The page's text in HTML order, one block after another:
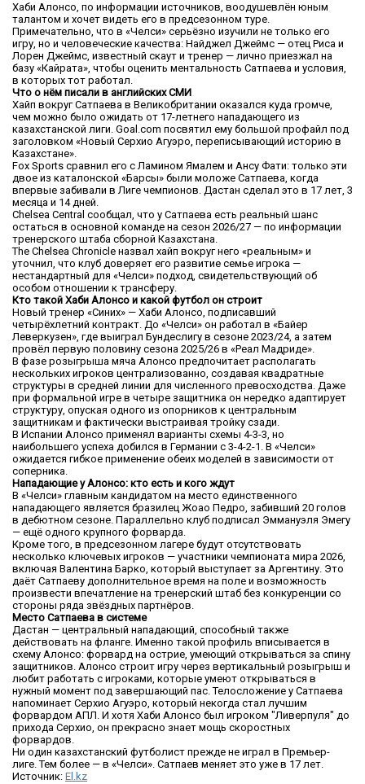
Хаби Алонсо, по информации источников, воодушевлён юным
талантом и хочет видеть его в предсезонном туре.
Примечательно, что в «Челси» серьёзно изучили не только его
игру, но и человеческие качества: Найджел Джеймс — отец Риса и
Лорен Джеймс, известный скаут и тренер — лично приезжал на
базу «Кайрата», чтобы оценить ментальность Сатпаева и условия,
в которых тот работал.
Что о нём писали в английских СМИ
Хайп вокруг Сатпаева в Великобритании оказался куда громче,
чем можно было ожидать от 17-летнего нападающего из
казахстанской лиги. Goal.com посвятил ему большой профайл под
заголовком «Новый Серхио Агуэро, переписывающий историю в
Казахстане».
Fox Sports сравнил его с Ламином Ямалем и Ансу Фати: только эти
двое из каталонской «Барсы» были моложе Сатпаева, когда
впервые забивали в Лиге чемпионов. Дастан сделал это в 17 лет, 3
месяца и 14 дней.
Chelsea Central сообщал, что у Сатпаева есть реальный шанс
остаться в основной команде на сезон 2026/27 — по информации
тренерского штаба сборной Казахстана.
The Chelsea Chronicle назвал хайп вокруг него «реальным» и
уточнил, что клуб доверяет его развитие семье игрока —
нестандартный для «Челси» подход, свидетельствующий об
особом отношении к трансферу.
Кто такой Хаби Алонсо и какой футбол он строит
Новый тренер «Синих» — Хаби Алонсо, подписавший
четырёхлетний контракт. До «Челси» он работал в «Байер
Леверкузен», где выиграл Бундеслигу в сезоне 2023/24, а затем
провёл первую половину сезона 2025/26 в «Реал Мадриде».
В фазе розыгрыша мяча Алонсо предпочитает располагать
нескольких игроков централизованно, создавая квадратные
структуры в средней линии для численного превосходства. Даже
при формальной игре в четыре защитника он нередко адаптирует
структуру, опуская одного из опорников к центральным
защитникам и фактически выстраивая тройку сзади.
В Испании Алонсо применял варианты схемы 4-3-3, но
наибольшего успеха добился в Германии с 3-4-2-1. В «Челси»
ожидается гибкое применение обеих моделей в зависимости от
соперника.
Нападающие у Алонсо: кто есть и кого ждут
В «Челси» главным кандидатом на место единственного
нападающего является бразилец Жоао Педро, забивший 20 голов
в дебютном сезоне. Параллельно клуб подписал Эммануэля Эмегу
— ещё одного крупного форварда.
Кроме того, в предсезонном лагере будут отсутствовать
несколько ключевых игроков — участники чемпионата мира 2026,
включая Валентина Барко, который выступает за Аргентину. Это
даёт Сатпаеву дополнительное время на поле и возможность
произвести впечатление на тренерский штаб без конкуренции со
стороны ряда звёздных партнёров.
Место Сатпаева в системе
Дастан — центральный нападающий, способный также
действовать на фланге. Именно такой профиль вписывается в
схему Алонсо: форвард на острие, умеющий открываться за спину
защитников. Алонсо строит игру через вертикальный розыгрыш и
любит работать с игроками, которые умеют открываться в
нужный момент под завершающий пас. Телосложение у Сатпаева
напоминает Серхио Агуэро, который некогда стал лучшим
форвардом АПЛ. И хотя Хаби Алонсо был игроком "Ливерпуля" до
прихода Серхио, он прекрасно знает мощь скоростных
форвардов.
Ни один казахстанский футболист прежде не играл в Премьер-
лиге. Тем более — в «Челси». Сатпаев меняет это уже в 17 лет.
Источник: Еl.kz